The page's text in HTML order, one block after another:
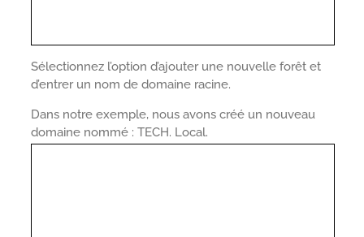
Sélectionnez l’option d’ajouter une nouvelle forêt et
d’entrer un nom de domaine racine.
Dans notre exemple, nous avons créé un nouveau
domaine nommé : TECH. Local.